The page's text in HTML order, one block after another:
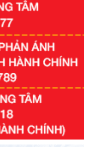
Chính phủ: Quy
đoạn 2026 - 2030
mục thủ tục hành
lĩnh vực hỗ trợ
thầu thuộc thẩm
Quản lý Khu kinh